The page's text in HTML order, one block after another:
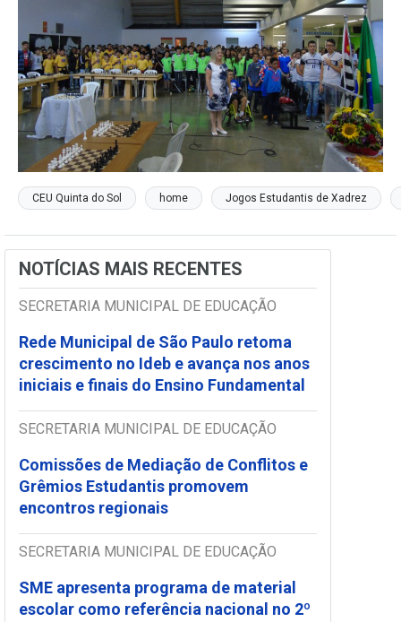
CEU Quinta do Sol home Jogos Estudantis de Xadrez
NOTÍCIAS MAIS RECENTES
SECRETARIA MUNICIPAL DE EDUCAÇÃO
Rede Municipal de São Paulo retoma
crescimento no Ideb e avança nos anos
iniciais e finais do Ensino Fundamental
SECRETARIA MUNICIPAL DE EDUCAÇÃO
Comissões de Mediação de Conflitos e
Grêmios Estudantis promovem
encontros regionais
SECRETARIA MUNICIPAL DE EDUCAÇÃO
SME apresenta programa de material
escolar como referência nacional no 2º